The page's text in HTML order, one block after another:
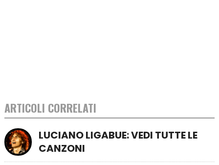
ARTICOLI CORRELATI
LUCIANO LIGABUE: VEDI TUTTE LE
CANZONI